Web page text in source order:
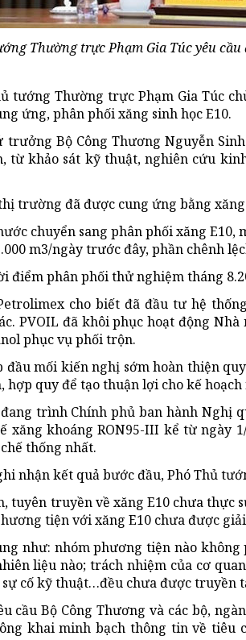
Thường trực Phạm Gia Túc yêu
tướng Thường trực Phạm Gia Túc
ứng, phân phối xăng sinh học E10.
trưởng Bộ Công Thương Nguyễn
từ khảo sát kỹ thuật, nghiên cứu
trường đã được cung ứng bằng
chuyển sang phân phối xăng
m3/ngày trước đây, phần chênh
điểm phân phối thử nghiệm tháng
cho biết đã đầu tư hệ
PVOIL đã khôi phục hoạt động
phục vụ phối trộn.
đầu mối kiến nghị sớm hoàn thiện
quy để tạo thuận lợi cho kế
trình Chính phủ ban hành Nghị
xăng khoáng RON95-III kể từ ngày
thống nhất.
nhận kết quả bước đầu, Phó Thủ
tuyên truyền về xăng E10 chưa
tiện với xăng E10 chưa được
như: nhóm phương tiện nào
liệu nào; trách nhiệm của cơ
cố kỹ thuật…đều chưa được truyền
cầu Bộ Công Thương và các bộ,
khai minh bạch thông tin về